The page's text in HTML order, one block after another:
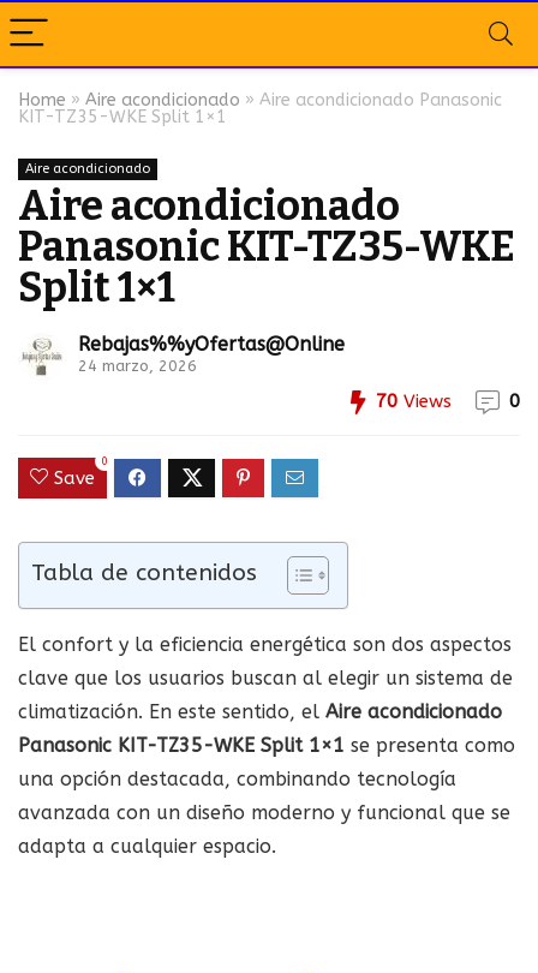
Home » Aire acondicionado » Aire acondicionado Panasonic
KIT-TZ35-WKE Split 1×1
Aire acondicionado
Aire acondicionado
Panasonic KIT-TZ35-WKE
Split 1×1
Rebajas%%yOfertas@Online
24 marzo, 2026
70 Views 0
Save
0
Tabla de contenidos
El confort y la eficiencia energética son dos aspectos
clave que los usuarios buscan al elegir un sistema de
climatización. En este sentido, el Aire acondicionado
Panasonic KIT-TZ35-WKE Split 1×1 se presenta como
una opción destacada, combinando tecnología
avanzada con un diseño moderno y funcional que se
adapta a cualquier espacio.